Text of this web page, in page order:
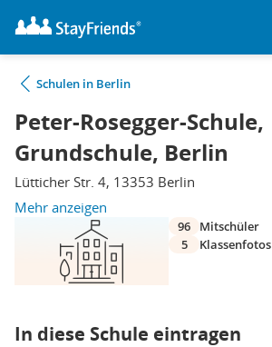
Schulen in Berlin
Peter-Rosegger-Schule,
Grundschule, Berlin
Lütticher Str. 4, 13353 Berlin
Mehr anzeigen
96
Mitschüler
5
Klassenfotos
In diese Schule eintragen